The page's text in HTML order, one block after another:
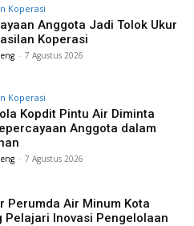
Koperasi
Anggota Jadi Tolok Ukur
Koperasi
- 7 Agustus 2026
Koperasi
Kopdit Pintu Air Diminta
Anggota dalam
- 7 Agustus 2026
Perumda Air Minum Kota
Pelajari Inovasi Pengelolaan